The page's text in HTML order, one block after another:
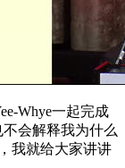
Whye一起完成
会解释我为什么
我就给大家讲讲